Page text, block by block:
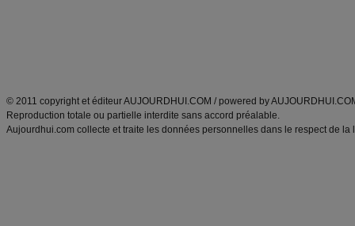
© 2011 copyright et éditeur AUJOURDHUI.COM / powered by
Reproduction totale ou partielle interdite sans accord préalable.
Aujourdhui.com collecte et traite les données personnelles dans le respect de